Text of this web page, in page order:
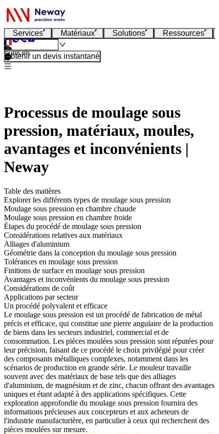
Services Matériaux Solutions Ressources
Français
Obtenir un devis instantané
Processus de moulage sous
pression, matériaux, moules,
avantages et inconvénients |
Neway
Table des matières
Explorer les différents types de moulage sous pression
Moulage sous pression en chambre chaude
Moulage sous pression en chambre froide
Étapes du procédé de moulage sous pression
Considérations relatives aux matériaux
Alliages d'aluminium
Géométrie dans la conception du moulage sous pression
Tolérances en moulage sous pression
Finitions de surface en moulage sous pression
Avantages et inconvénients du moulage sous pression
Considérations de coût
Applications par secteur
Un procédé polyvalent et efficace
Le moulage sous pression est un procédé de fabrication de métal
précis et efficace, qui constitue une pierre angulaire de la production
de biens dans les secteurs industriel, commercial et de
consommation. Les pièces moulées sous pression sont réputées pour
leur précision, faisant de ce procédé le choix privilégié pour créer
des composants métalliques complexes, notamment dans les
scénarios de production en grande série. Le mouleur travaille
souvent avec des matériaux de base tels que des alliages
d'aluminium, de magnésium et de zinc, chacun offrant des avantages
uniques et étant adapté à des applications spécifiques. Cette
exploration approfondie du moulage sous pression fournira des
informations précieuses aux concepteurs et aux acheteurs de
l'industrie manufacturière, en particulier à ceux qui recherchent des
pièces moulées sur mesure.